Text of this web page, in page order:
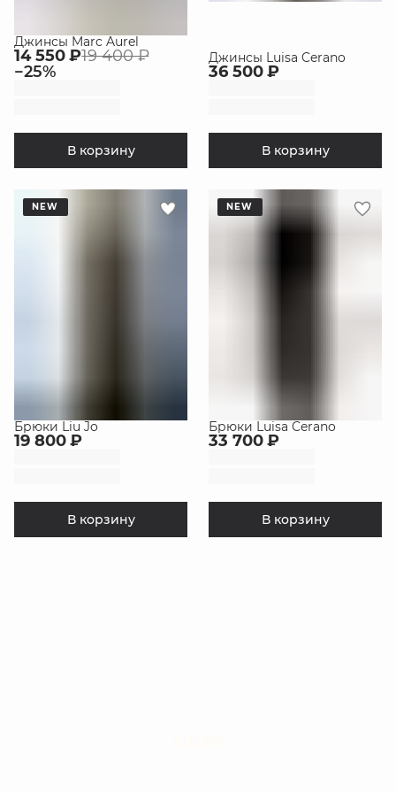
Джинсы Marc Aurel
14 550 ₽19 400 ₽
−25%
В корзину
Джинсы Luisa Cerano
36 500 ₽
В корзину
NEW
Брюки Liu Jo
19 800 ₽
В корзину
NEW
Брюки Luisa Cerano
33 700 ₽
В корзину